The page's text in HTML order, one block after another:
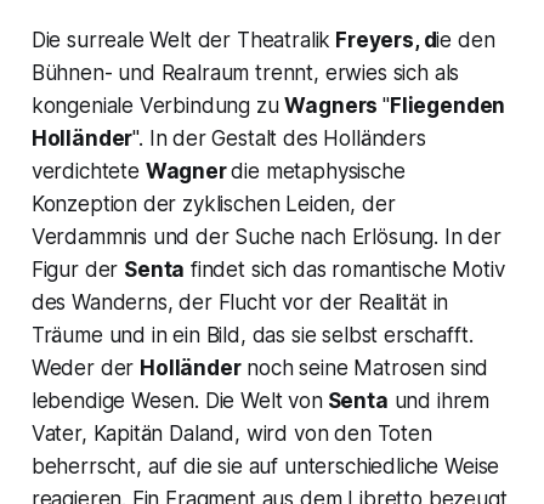
Die surreale Welt der Theatralik Freyers, die den
Bühnen- und Realraum trennt, erwies sich als
kongeniale Verbindung zuWagners"Fliegenden
Holländer". In der Gestalt des Holländers
verdichtete Wagnerdie metaphysische
Konzeption der zyklischen Leiden, der
Verdammnis und der Suche nach Erlösung. In der
Figur der Senta findet sich das romantische Motiv
des Wanderns, der Flucht vor der Realität in
Träume und in ein Bild, das sie selbst erschafft.
Weder der Holländernoch seine Matrosen sind
lebendige Wesen. Die Welt vonSenta und ihrem
Vater, Kapitän Daland, wird von den Toten
beherrscht, auf die sie auf unterschiedliche Weise
reagieren. Ein Fragment aus dem Libretto bezeugt